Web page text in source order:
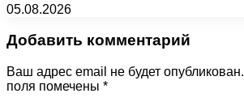
05.08.2026
Добавить комментарий
Ваш адрес email не будет опубликован.
поля помечены *